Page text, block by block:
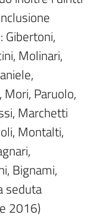
Gibertoni,
Molinari,
Mori, Paruolo,
Marchetti
Montalti,
Bignami,
seduta
2016)